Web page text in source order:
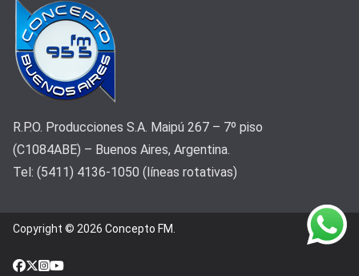
R.P.O. Producciones S.A. Maipú 267 – 7º piso
(C1084ABE) – Buenos Aires, Argentina.
Tel: (5411) 4136-1050 (líneas rotativas)
Copyright © 2026 Concepto FM.